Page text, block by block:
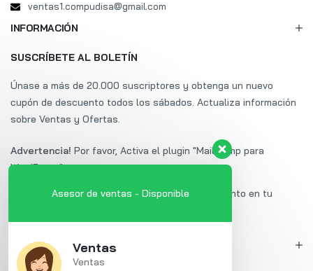
ventas1.compudisa@gmail.com
INFORMACIÓN
MI CUENTA
SUSCRÍBETE AL BOLETÍN
Únase a más de 20.000 suscriptores y obtenga un nuevo
cupón de descuento todos los sábados. Actualiza información
sobre Ventas y Ofertas.
Advertencia! Por favor, Activa el plugin "Mailchimp para
WordPress".
Suscríbete a Uminex y obtén un 20% de descuento en tu
Asesor de ventas - Disponible
Ventas
Ventas